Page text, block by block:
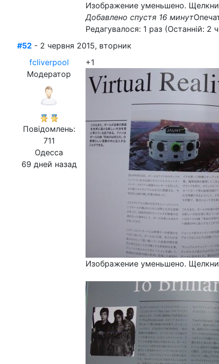
Изображение уменьшено.
Добавлено спустя 16 минут
Редагувалося: 1 раз (Останній: 2
#52 - 2 червня 2015, вторник
fcliverpool
Модератор
Повідомлень:
711
Одесса
69 дней назад
+1
Изображение уменьшено.